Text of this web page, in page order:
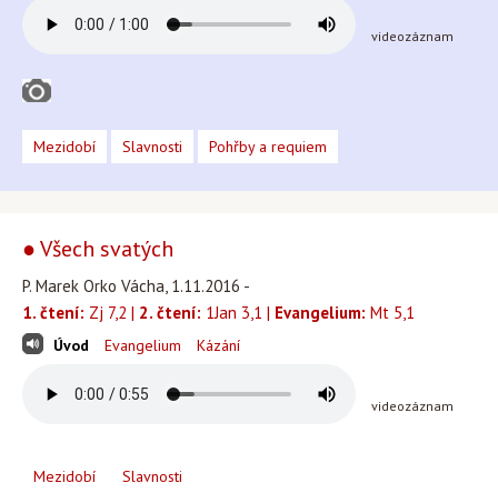
videozáznam
Mezidobí Slavnosti Pohřby a requiem
● Všech svatých
P. Marek Orko Vácha, 1.11.2016 -
1. čtení: Zj 7,2 | 2. čtení: 1Jan 3,1 | Evangelium: Mt 5,1
Úvod Evangelium Kázání
videozáznam
Mezidobí Slavnosti